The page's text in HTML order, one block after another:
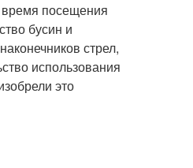
посещения
бусин и
стрел,
использования
это